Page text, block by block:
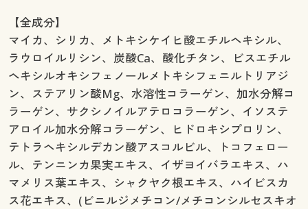
【全成分】
マイカ、シリカ、メトキシケイヒ酸エチルヘキシル、
ラウロイルリシン、炭酸Ca、酸化チタン、ビスエチル
ヘキシルオキシフェノールメトキシフェニルトリアジ
ン、ステアリン酸Mg、水溶性コラーゲン、加水分解コ
ラーゲン、サクシノイルアテロコラーゲン、イソステ
アロイル加水分解コラーゲン、ヒドロキシプロリン、
テトラヘキシルデカン酸アスコルビル、トコフェロー
ル、テンニンカ果実エキス、イザヨイバラエキス、ハ
マメリス葉エキス、シャクヤク根エキス、ハイビスカ
ス花エキス、(ビニルジメチコン/メチコンシルセスキオ